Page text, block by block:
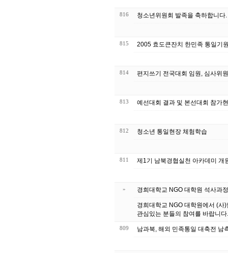
816 청소년위원회 발족을 축하합니다.
815 2005 효도큰잔치 한민족 통일기
814 편지쓰기 전국대회 임원, 심사위
813 예선대회 결과 및 본선대회 참가
812 청소년 통일현장 체험학습
811 제1기 남북경협실천 아카데미 개
» 경희대학교 NGO 대학원 석사과
경희대학교 NGO 대학원에서 (
관심있는 분들의 참여를 바랍니
809 남과북, 해외 민족통일 대축전 남